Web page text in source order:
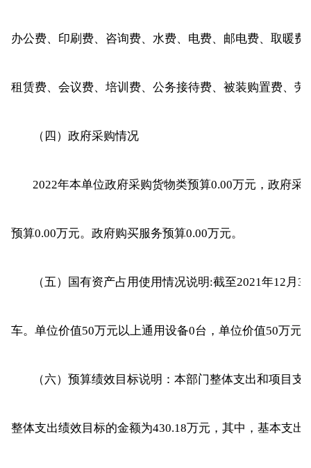
办公费、印刷费、咨询费、水费、电费、邮电费、取暖
租赁费、会议费、培训费、公务接待费、被装购置费、
（四）政府采购情况
2022年本单位政府采购货物类预算0.00万元，政府采
预算0.00万元。政府购买服务预算0.00万元。
（五）国有资产占用使用情况说明:截至2021年12月
车。单位价值50万元以上通用设备0台，单位价值50万元
（六）预算绩效目标说明：本部门整体支出和项目
整体支出绩效目标的金额为430.18万元，其中，基本支出